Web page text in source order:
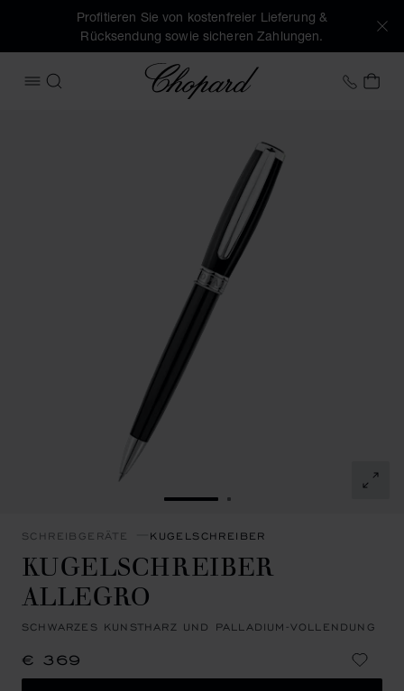
Profitieren Sie von kostenfreier Lieferung &
Rücksendung sowie sicheren Zahlungen.
MENÜ ÖFFNEN
SUCHEN
Chopard +43
ZUR FOLIE GEHEN 1
ZUR FOLIE GEHEN 2
SCHREIBGERÄTE KUGELSCHREIBER
KUGELSCHREIBER
ALLEGRO
SCHWARZES KUNSTHARZ UND PALLADIUM-VOLLENDUNG
€ 369